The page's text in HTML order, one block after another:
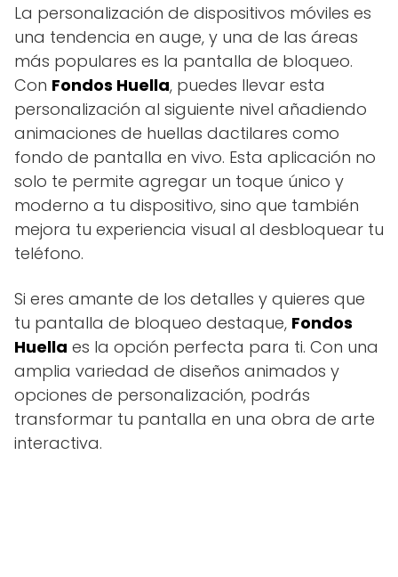
La personalización de dispositivos móviles es
una tendencia en auge, y una de las áreas
más populares es la pantalla de bloqueo.
Con Fondos Huella, puedes llevar esta
personalización al siguiente nivel añadiendo
animaciones de huellas dactilares como
fondo de pantalla en vivo. Esta aplicación no
solo te permite agregar un toque único y
moderno a tu dispositivo, sino que también
mejora tu experiencia visual al desbloquear tu
teléfono.
Si eres amante de los detalles y quieres que
tu pantalla de bloqueo destaque, Fondos
Huella es la opción perfecta para ti. Con una
amplia variedad de diseños animados y
opciones de personalización, podrás
transformar tu pantalla en una obra de arte
interactiva.